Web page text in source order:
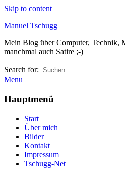
Skip to content
Manuel Tschugg
Mein Blog über Computer, Technik,
manchmal auch Satire ;-)
Search for:
Menu
Hauptmenü
Start
Über mich
Bilder
Kontakt
Impressum
Tschugg-Net